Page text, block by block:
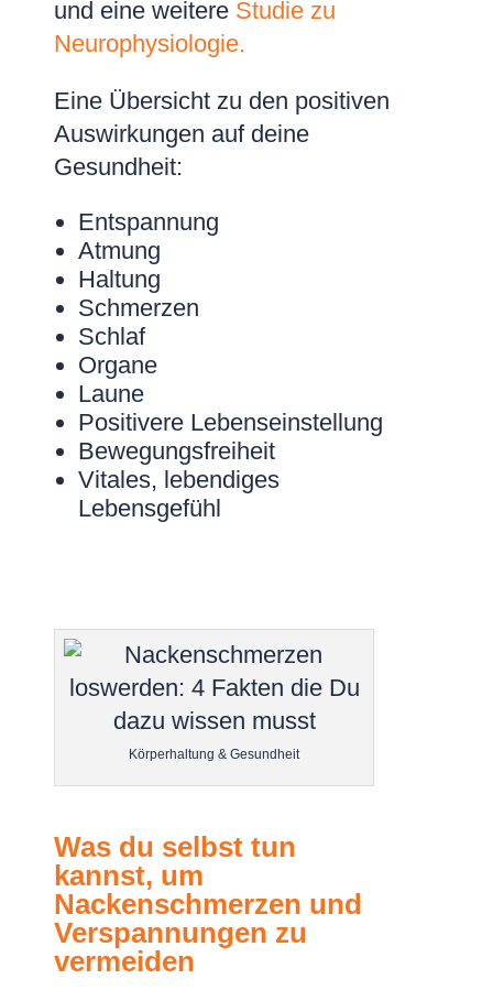
und eine weitere Studie zu
Neurophysiologie.
Eine Übersicht zu den positiven
Auswirkungen auf deine
Gesundheit:
Entspannung
Atmung
Haltung
Schmerzen
Schlaf
Organe
Laune
Positivere Lebenseinstellung
Bewegungsfreiheit
Vitales, lebendiges
Lebensgefühl
Körperhaltung & Gesundheit
Was du selbst tun
kannst, um
Nackenschmerzen und
Verspannungen zu
vermeiden